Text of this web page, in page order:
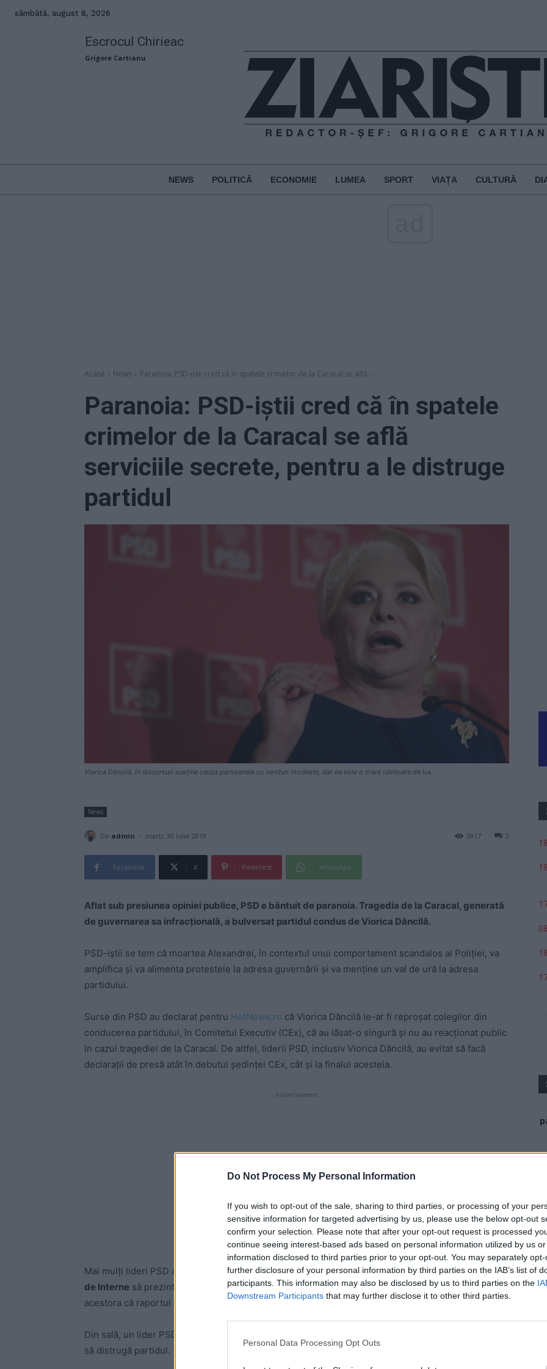
Do Not Process My Personal Information
If you wish to opt-out of the sale, sharing to third parties, or processing of your
sensitive information for targeted advertising by us, please use the below opt-out
confirm your selection. Please note that after your opt-out request is processed
continue seeing interest-based ads based on personal information utilized by us
information disclosed to third parties prior to your opt-out. You may separately
further disclosure of your personal information by third parties on the IAB’s list of
participants. This information may also be disclosed by us to third parties on the
Downstream Participants that may further disclose it to other third parties.
Personal Data Processing Opt Outs
sâmbătă, august 8, 2026
Escrocul Chirieac
Grigore Cartianu
NEWS POLITICĂ ECONOMIE LUMEA SPORT VIAȚA CULTURĂ
Acasă News Paranoia: PSD-iștii cred că în spatele crimelor de la Caracal se află...
Paranoia: PSD-iștii cred că în spatele
crimelor de la Caracal se află
serviciile secrete, pentru a le distruge
partidul
Viorica Dăncilă, în discursuri susține cauza persoanele cu venituri modeste, dar ea este o mare iubitoare de lux
News
De admin - marți, 30 iulie 2019 2
5917
Facebook X Pinterest WhatsApp
Aflat sub presiunea opiniei publice, PSD e bântuit de paranoia. Tragedia de la Caracal, generată
de guvernarea sa infracțională, a bulversat partidul condus de Viorica Dăncilă.
PSD-iștii se tem că moartea Alexandrei, în contextul unui comportament scandalos al Poliției, va
amplifica și va alimenta protestele la adresa guvernării și va menține un val de ură la adresa
partidului.
Surse din PSD au declarat pentru HotNews.ro că Viorica Dăncilă le-ar fi reproșat colegilor din
conducerea partidului, în Comitetul Executiv (CEx), că au lăsat-o singură și nu au reacționat public
în cazul tragediei de la Caracal. De altfel, liderii PSD, inclusiv Viorica Dăncilă, au evitat să facă
declarații de presă atât în debutul ședinței CEx, cât și la finalul acesteia.
- Advertisement -
Mai mulți lideri PSD au cerut lămuriri și au întrebat-o pe Dăncilă de ce nu a ieșit publicministrul
de Interne să prezinte raportul în cazul situației de la Caracal. În replică, premierul le-a spus
acestora că raportul va fi discutat în CSAT și abia apoi va fi prezentat public.
Din sală, un lider PSD a spus că tragedia de la Caracal a fost orchestrată de serviciile secrete, ca
să distrugă partidul.